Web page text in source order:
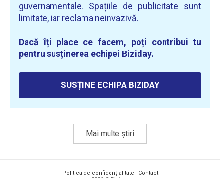
guvernamentale. Spațiile de publicitate sunt
limitate, iar reclama neinvazivă.
Dacă îți place ce facem, poți contribui tu
pentru susținerea echipei Biziday.
SUSȚINE ECHIPA BIZIDAY
Mai multe știri
Politica de confidențialitate · Contact